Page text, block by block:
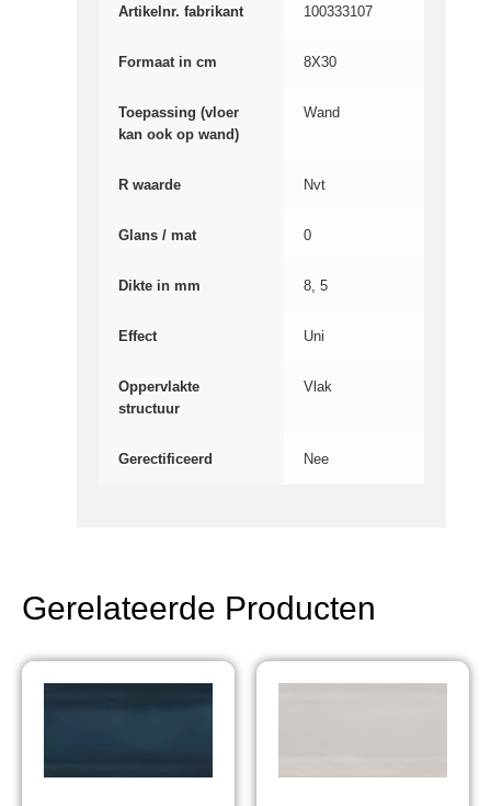
Artikelnr. fabrikant 100333107
Formaat in cm 8X30
Toepassing (vloer
kan ook op wand)
Wand
R waarde Nvt
Glans / mat 0
Dikte in mm 8, 5
Effect Uni
Oppervlakte
structuur
Vlak
Gerectificeerd Nee
Gerelateerde Producten